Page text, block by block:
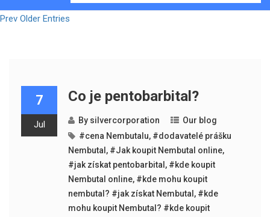
Prev Older Entries
7
Jul
Co je pentobarbital?
By silvercorporation
Our blog
#cena Nembutalu, #dodavatelé prášku
Nembutal , #Jak koupit Nembutal online,
#jak získat pentobarbital , #kde koupit
Nembutal online, #kde mohu koupit
nembutal? #jak získat Nembutal , #kde
mohu koupit Nembutal? #kde koupit